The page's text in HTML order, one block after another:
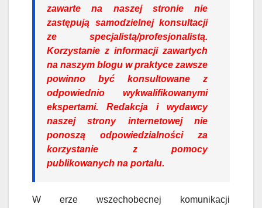
zawarte na naszej stronie nie
zastępują samodzielnej konsultacji
ze specjalistą/profesjonalistą.
Korzystanie z informacji zawartych
na naszym blogu w praktyce zawsze
powinno być konsultowane z
odpowiednio wykwalifikowanymi
ekspertami. Redakcja i wydawcy
naszej strony internetowej nie
ponoszą odpowiedzialności za
korzystanie z pomocy
publikowanych na portalu.
W erze wszechobecnej komunikacji